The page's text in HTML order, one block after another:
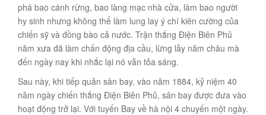
phá bao cánh rừng, bao làng mạc nhà cửa, làm bao người
hy sinh nhưng không thể làm lung lay ý chí kiên cường của
chiến sỹ và đồng bào cả nước. Trận thắng Điện Biên Phủ
năm xưa đã làm chấn động địa cầu, lừng lẫy năm châu mà
đến ngày nay khi nhắc lại nó vẫn tỏa sáng.
Sau này, khi tiếp quản sân bay, vào năm 1884, kỷ niệm 40
năm ngày chiến thắng Điện Biên Phủ, sân bay được đưa vào
hoạt động trở lại. Với tuyến Bay về hà nội 4 chuyến một ngày.